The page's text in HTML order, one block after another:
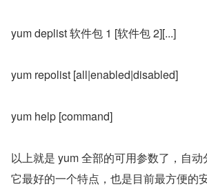
yum deplist 软件包 1 [软件包 2][...]
yum repolist [all|enabled|disabled]
yum help [command]
以上就是 yum 全部的可用参数了，自
它最好的一个特点，也是目前最方便的